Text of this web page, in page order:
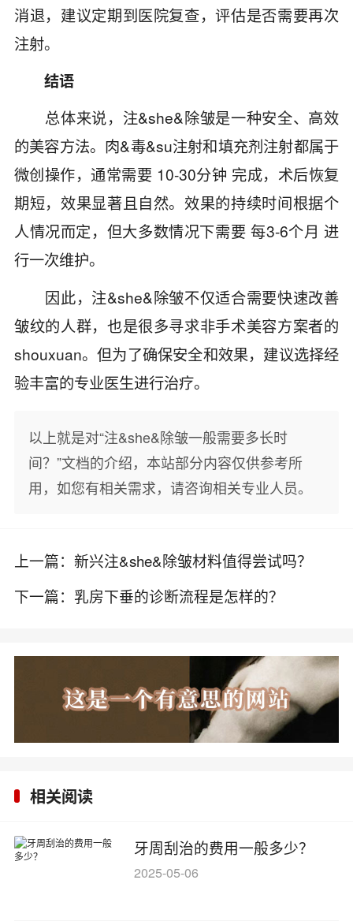
消退，建议定期到医院复查，评估是否需要再次
注射。
结语
总体来说，注&she&除皱是一种安全、高效
的美容方法。肉&毒&su注射和填充剂注射都属于
微创操作，通常需要 10-30分钟 完成，术后恢复
期短，效果显著且自然。效果的持续时间根据个
人情况而定，但大多数情况下需要 每3-6个月 进
行一次维护。
因此，注&she&除皱不仅适合需要快速改善
皱纹的人群，也是很多寻求非手术美容方案者的
shouxuan。但为了确保安全和效果，建议选择经
验丰富的专业医生进行治疗。
以上就是对“注&she&除皱一般需要多长时
间？”文档的介绍，本站部分内容仅供参考所
用，如您有相关需求，请咨询相关专业人员。
上一篇： 新兴注&she&除皱材料值得尝试吗？
下一篇： 乳房下垂的诊断流程是怎样的？
相关阅读
牙周刮治的费用一般多少？
2025-05-06